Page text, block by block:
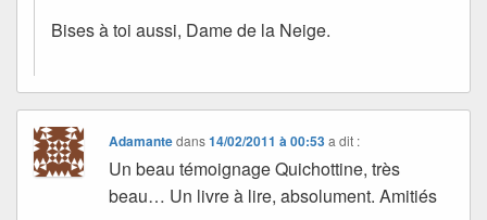
Bises à toi aussi, Dame de la Neige.
Adamantedans14/02/2011 à 00:53 a dit :
Un beau témoignage Quichottine, très
beau… Un livre à lire, absolument. Amitiés